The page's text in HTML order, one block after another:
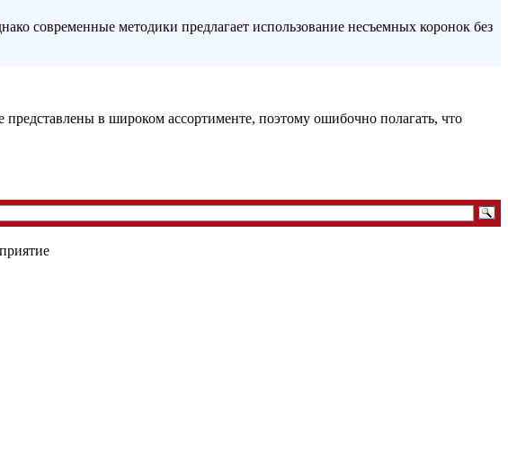
современные методики предлагает использование несъемных коронок без
представлены в широком ассортименте, поэтому ошибочно полагать, что